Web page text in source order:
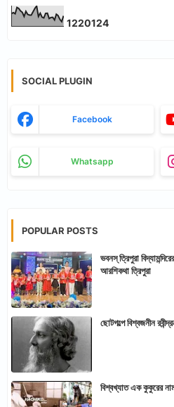
1220124
SOCIAL PLUGIN
Facebook
Whatsapp
POPULAR POSTS
ভবনস্ ত্রিপুরা
আরশিকথা ত্রিপুরা
ছোটগল্পে বিশ্বজনীন
বিশ্বখ্যাত এক কুকুরের